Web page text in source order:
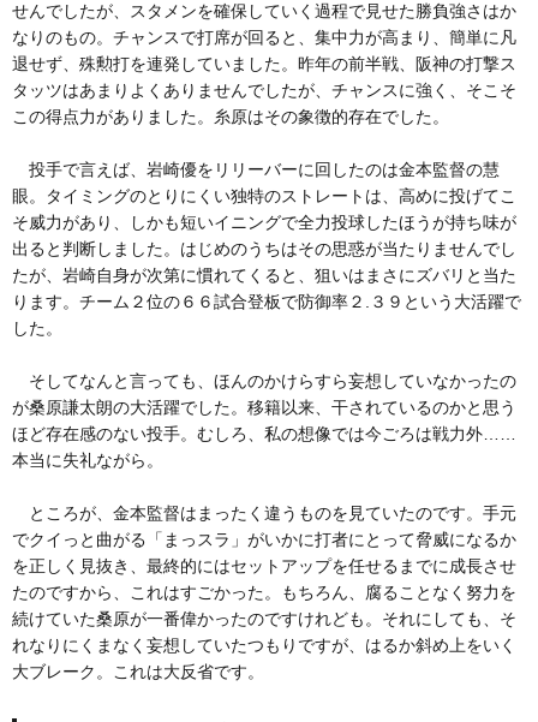
せんでしたが、スタメンを確保していく過程で見せた勝負強さはか
なりのもの。チャンスで打席が回ると、集中力が高まり、簡単に凡
退せず、殊勲打を連発していました。昨年の前半戦、阪神の打撃ス
タッツはあまりよくありませんでしたが、チャンスに強く、そこそ
この得点力がありました。糸原はその象徴的存在でした。
投手で言えば、岩崎優をリリーバーに回したのは金本監督の慧
眼。タイミングのとりにくい独特のストレートは、高めに投げてこ
そ威力があり、しかも短いイニングで全力投球したほうが持ち味が
出ると判断しました。はじめのうちはその思惑が当たりませんでし
たが、岩崎自身が次第に慣れてくると、狙いはまさにズバリと当た
ります。チーム２位の６６試合登板で防御率２.３９という大活躍で
した。
そしてなんと言っても、ほんのかけらすら妄想していなかったの
が桑原謙太朗の大活躍でした。移籍以来、干されているのかと思う
ほど存在感のない投手。むしろ、私の想像では今ごろは戦力外……
本当に失礼ながら。
ところが、金本監督はまったく違うものを見ていたのです。手元
でクイっと曲がる「まっスラ」がいかに打者にとって脅威になるか
を正しく見抜き、最終的にはセットアップを任せるまでに成長させ
たのですから、これはすごかった。もちろん、腐ることなく努力を
続けていた桑原が一番偉かったのですけれども。それにしても、そ
れなりにくまなく妄想していたつもりですが、はるか斜め上をいく
大ブレーク。これは大反省です。